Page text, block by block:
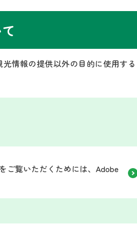
情報の提供以外の目的に使用する
ご覧いただくためには、Adobe